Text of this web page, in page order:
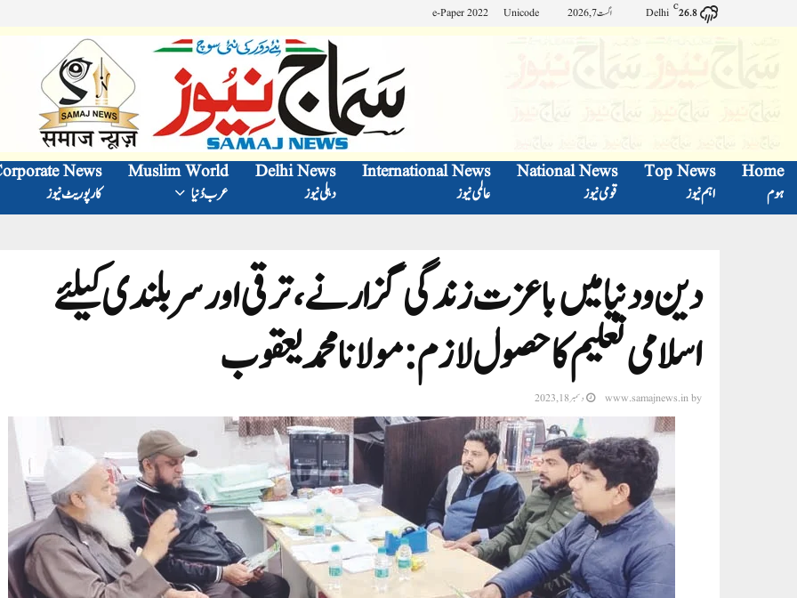
26.8
C
Delhi اگست 7, 2026 Unicode
e-Paper 2022
Home
ہوم
Top News
اہم نیوز
National News
قومی نیوز
International News
عالمی نیوز
Delhi News
دہلی نیوز
Muslim World
عرب دُنیا
News
کارپوریٹ نیوز
دین و دنیا میں باعزت زندگی گزارنے،ترقی اور سربلندی کیلئے
اسلامی تعلیم کا حصول لازم:مولانا محمد یعقوب
by
www.samajnews.in دسمبر 18, 2023